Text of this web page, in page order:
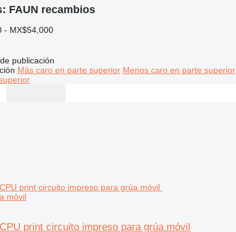
FAUN recambios
- MX$54,000
publicación
Más caro en parte superior Menos caro en parte superior
móvil
print circuito impreso para grúa móvil